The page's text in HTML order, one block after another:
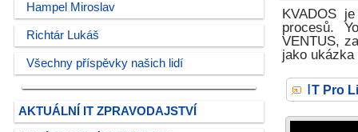
Hampel Miroslav
Richtár Lukáš
Všechny příspěvky našich lidí
AKTUÁLNÍ IT ZPRAVODAJSTVÍ
KVADOS
procesů.
VENTUS,
jako
IT Pro